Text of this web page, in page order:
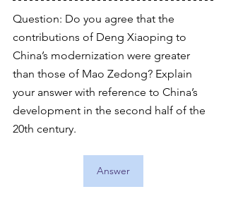
Question: Do you agree that the
contributions of Deng Xiaoping to
China’s modernization were greater
than those of Mao Zedong? Explain
your answer with reference to China’s
development in the second half of the
20th century.
Answer